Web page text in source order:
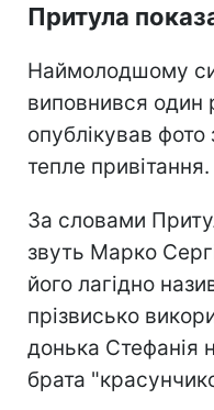
Притула
Наймолодшому
виповнився один
опублікував
тепле привітання.
За словами
звуть Марко
його лагідно
прізвисько
донька Стефанія
брата